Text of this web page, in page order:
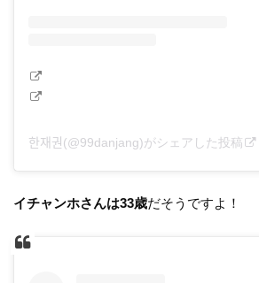
한재권(@99danjang)がシェアした投稿
イチャンホさんは33歳だそうですよ！